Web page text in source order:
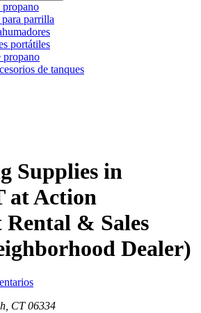
propano
parrilla
portátiles
propano
de tanques
Supplies in
at Action
& Sales
Dealer)
CT 06334